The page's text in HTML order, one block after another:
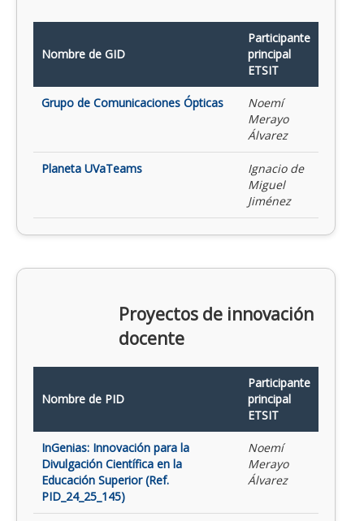
Nombre de GID
Participante
principal
ETSIT
Grupo de Comunicaciones Ópticas
Noemí
Merayo
Álvarez
Planeta UVaTeams
Ignacio de
Miguel
Jiménez
Proyectos de innovación
docente
Nombre de PID
Participante
principal
ETSIT
InGenias: Innovación para la
Divulgación Científica en la
Educación Superior (Ref.
PID_24_25_145)
Noemí
Merayo
Álvarez